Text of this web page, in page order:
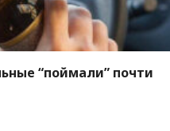
“поймали” почти